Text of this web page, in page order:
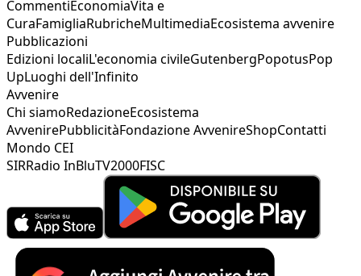
CommentiEconomiaVita e
CuraFamigliaRubricheMultimediaEcosistema avvenire
Pubblicazioni
Edizioni localiL'economia civileGutenbergPopotusPop
UpLuoghi dell'Infinito
Avvenire
Chi siamoRedazioneEcosistema
AvvenirePubblicitàFondazione AvvenireShopContatti
Mondo CEI
SIRRadio InBluTV2000FISC